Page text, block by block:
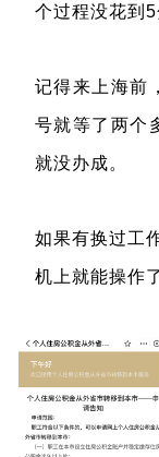
个过程没花到5
记得来上海前
号就等了两个
就没办成。
如果有换过工
机上就能操作